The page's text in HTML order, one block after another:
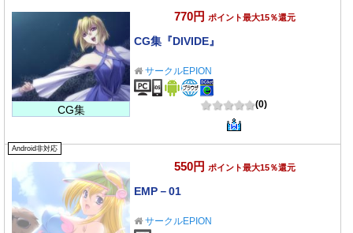
CG集
770円 ポイント最大15％還元
CG集『DIVIDE』
サークルEPION
(0)
Android非対応
550円 ポイント最大15％還元
EMP－01
サークルEPION